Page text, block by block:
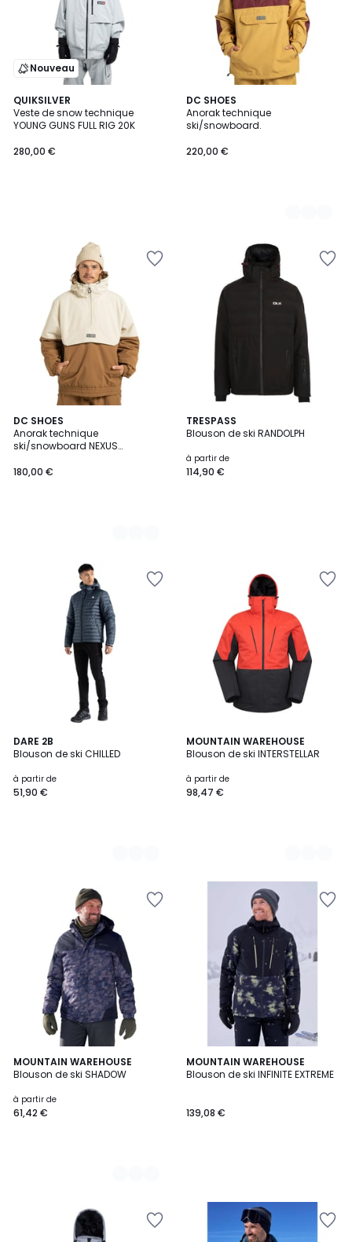
Nouveau
QUIKSILVER
Veste de snow technique
YOUNG GUNS FULL RIG 20K
280,00 €
DC SHOES
Anorak technique
ski/snowboard.
220,00 €
4
Couleurs
DC SHOES
Anorak technique
ski/snowboard NEXUS
180,00 €
3
Couleurs
TRESPASS
Blouson de ski RANDOLPH
à partir de
114,90 €
DARE 2B
Blouson de ski CHILLED
à partir de
51,90 €
2
Couleurs
MOUNTAIN WAREHOUSE
Blouson de ski INTERSTELLAR
à partir de
98,47 €
3
Couleurs
MOUNTAIN WAREHOUSE
Blouson de ski SHADOW
à partir de
61,42 €
3
Couleurs
MOUNTAIN WAREHOUSE
Blouson de ski INFINITE EXTREME
139,08 €